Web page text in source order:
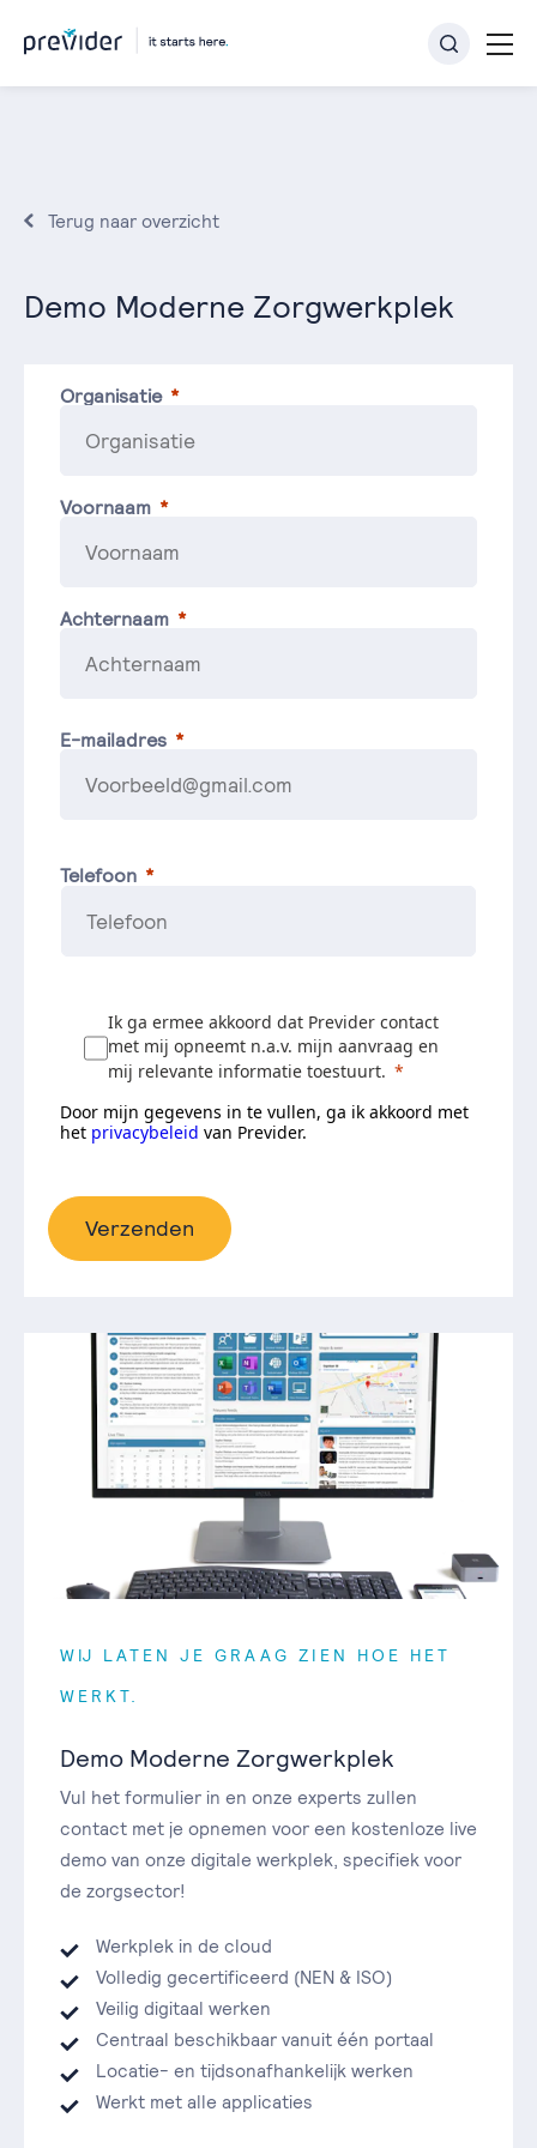
Terug naar overzicht
Demo Moderne Zorgwerkplek
Organisatie
Voornaam
Achternaam
E-mailadres
Telefoon
Ik ga ermee akkoord dat Previder contact
met mij opneemt n.a.v. mijn aanvraag en
mij relevante informatie toestuurt.
Door mijn gegevens in te vullen, ga ik akkoord met
het privacybeleid van Previder.
Verzenden
WIJ LATEN JE GRAAG ZIEN HOE HET
WERKT.
Demo Moderne Zorgwerkplek
Vul het formulier in en onze experts zullen
contact met je opnemen voor een kostenloze live
demo van onze digitale werkplek, specifiek voor
de zorgsector!
Werkplek in de cloud
Volledig gecertificeerd (NEN & ISO)
Veilig digitaal werken
Centraal beschikbaar vanuit één portaal
Locatie- en tijdsonafhankelijk werken
Werkt met alle applicaties